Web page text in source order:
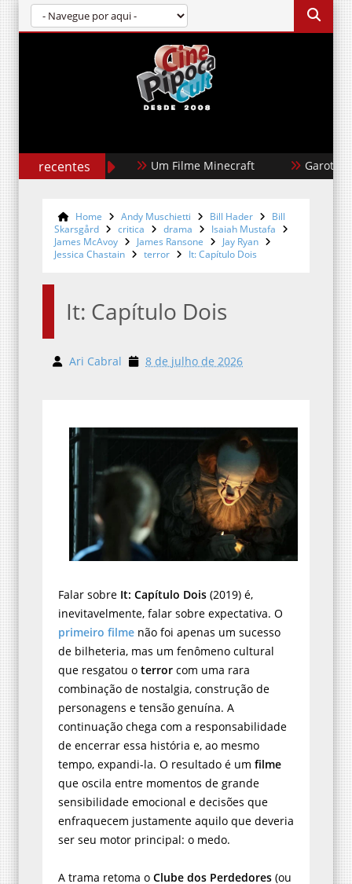
recentes Garota Dourada Cães de
Home Andy Muschietti Bill Hader
Bill
Skarsgård
critica drama
Isaiah Mustafa
James McAvoy
James Ransone
Jay Ryan
Jessica Chastain
terror It: Capítulo Dois
It: Capítulo Dois
Ari Cabral 8 de julho de 2026
Falar sobre It: Capítulo Dois (2019) é,
inevitavelmente, falar sobre expectativa. O
primeiro filme não foi apenas um sucesso
de bilheteria, mas um fenômeno cultural
que resgatou o terror com uma rara
combinação de nostalgia, construção de
personagens e tensão genuína. A
continuação chega com a responsabilidade
de encerrar essa história e, ao mesmo
tempo, expandi-la. O resultado é um filme
que oscila entre momentos de grande
sensibilidade emocional e decisões que
enfraquecem justamente aquilo que deveria
ser seu motor principal: o medo.
A trama retoma o Clube dos Perdedores (ou